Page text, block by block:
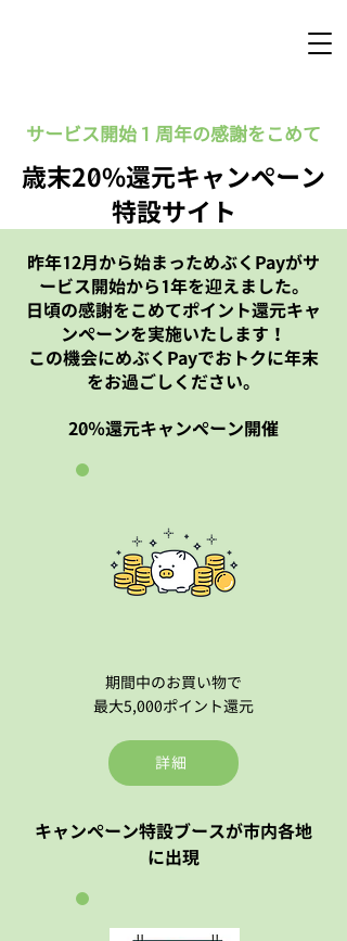
サービス開始１周年の感謝をこめて
歳末20%還元キャンペーン
特設サイト
昨年12月から始まっためぶくPayがサ
ービス開始から1年を迎えました。
日頃の感謝をこめてポイント還元キャ
ンペーンを実施いたします！
この機会にめぶくPayでおトクに年末
をお過ごしください。
20％還元キャンペーン開催
期間中のお買い物で
最大5,000ポイント還元
詳細
キャンペーン特設ブースが市内各地
に出現